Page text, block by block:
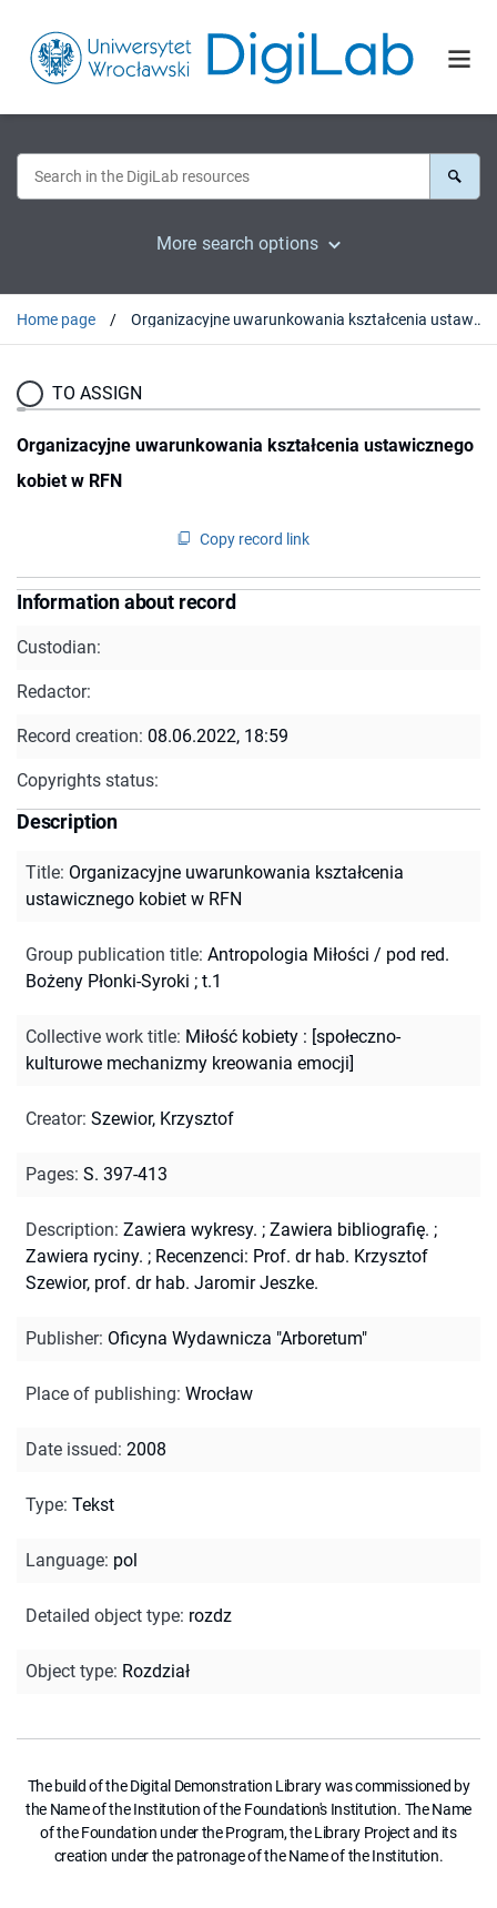
More search options
Home page Organizacyjne uwarunkowania kształcenia ustawicznego kobiet w RFN
TO ASSIGN
Organizacyjne uwarunkowania kształcenia ustawicznego
kobiet w RFN
Copy record link
Information about record
Custodian:
Redactor:
Record creation: 08.06.2022, 18:59
Copyrights status:
Description
Title: Organizacyjne uwarunkowania kształcenia
ustawicznego kobiet w RFN
Group publication title: Antropologia Miłości / pod red.
Bożeny Płonki-Syroki ; t.1
Collective work title: Miłość kobiety : [społeczno-
kulturowe mechanizmy kreowania emocji]
Creator: Szewior, Krzysztof
Pages: S. 397-413
Description: Zawiera wykresy. ; Zawiera bibliografię. ;
Zawiera ryciny. ; Recenzenci: Prof. dr hab. Krzysztof
Szewior, prof. dr hab. Jaromir Jeszke.
Publisher: Oficyna Wydawnicza "Arboretum"
Place of publishing: Wrocław
Date issued: 2008
Type: Tekst
Language: pol
Detailed object type: rozdz
Object type: Rozdział
The build of the Digital Demonstration Library was commissioned by
the Name of the Institution of the Foundation's Institution. The Name
of the Foundation under the Program, the Library Project and its
creation under the patronage of the Name of the Institution.